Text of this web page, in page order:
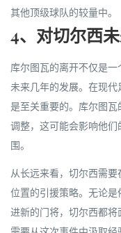
其他顶级球队的较量中。
4、对切尔西
库尔图瓦的离开不仅是
未来几年的发展。在现
是至关重要的。库尔图
调整，这可能会影响他
围。
从长远来看，切尔西需
位置的引援策略。无论
进新的门将，切尔西都